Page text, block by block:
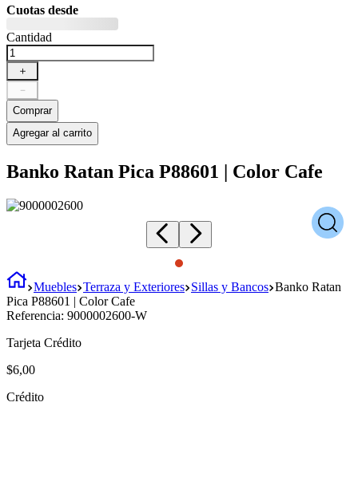
Cuotas desde
Cantidad
＋
－
Comprar
Agregar al carrito
Banko Ratan Pica P88601 | Color Cafe
Muebles Terraza y Exteriores Sillas y Bancos Banko Ratan
Pica P88601 | Color Cafe
Referencia: 9000002600-W
Tarjeta Crédito
$6,00
Crédito